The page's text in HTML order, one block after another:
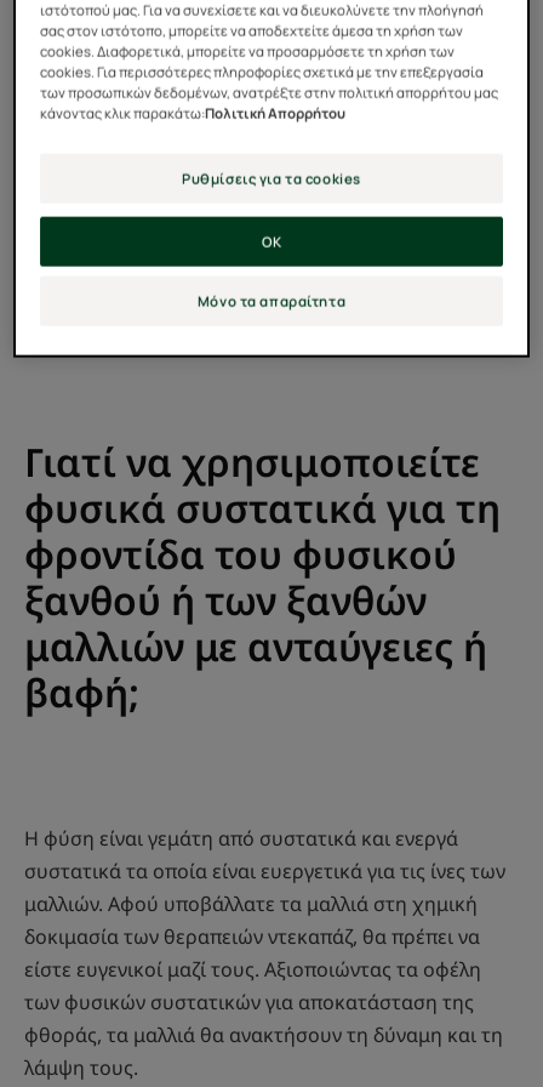
που διαρκεί.
Εάν τα μαλλιά σας έχουν υποστεί ντεκαπάζ, βαφή ή
ανταύγειες, χρειάζονται φροντίδα και προστασία.
μαλλιά χρειάζονται απαλή, θρεπτική και ενυδατική
σημαντικό να επιλέγετε προϊόντα περιποίησης
μαλλιών ειδικά σχεδιασμένα για ξανθά μαλλιά: θα σας
βοηθήσουν να διατηρήσετε το πραγματικά αμιγές
Γιατί να χρησιμοποιείτε
φυσικά συστατικά για τη
φροντίδα του φυσικού
ξανθού ή των ξανθών
μαλλιών με ανταύγειες ή
βαφή;
Η φύση είναι γεμάτη από συστατικά και ενεργά
συστατικά τα οποία είναι ευεργετικά για τις ίνες των
μαλλιών. Αφού υποβάλλατε τα μαλλιά στη χημική
δοκιμασία των θεραπειών ντεκαπάζ, θα πρέπει να
είστε ευγενικοί μαζί τους. Αξιοποιώντας τα οφέλη
των φυσικών συστατικών για αποκατάσταση της
φθοράς, τα μαλλιά θα ανακτήσουν τη δύναμη και τη
λάμψη τους.
ιστότοπού μας. Για να συνεχίσετε και να διευκολύνετε την πλοήγησή
σας στον ιστότοπο, μπορείτε να αποδεχτείτε άμεσα τη χρήση των
cookies. Διαφορετικά, μπορείτε να προσαρμόσετε τη χρήση των
cookies. Για περισσότερες πληροφορίες σχετικά με την επεξεργασία
των προσωπικών δεδομένων, ανατρέξτε στην πολιτική απορρήτου μας
κάνοντας κλικ παρακάτω:Πολιτική Απορρήτου
Ρυθμίσεις για τα cookies
Μόνο τα απαραίτητα
OK